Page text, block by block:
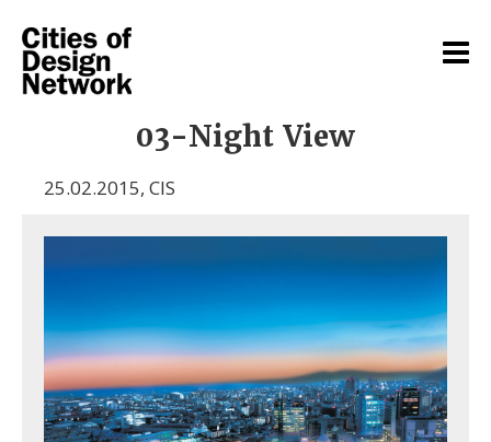
03-Night View
25.02.2015, CIS